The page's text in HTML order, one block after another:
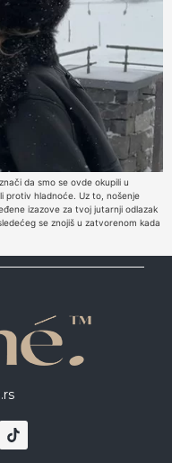
da smo se ovde okupili u
protiv hladnoće. Uz to, nošenje
izazove za tvoj jutarnji odlazak
se znojiš u zatvorenom kada